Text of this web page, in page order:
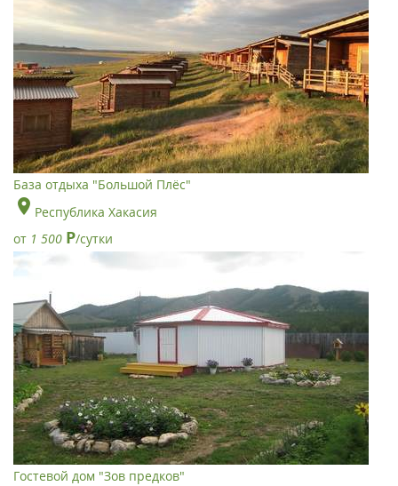
База отдыха "Большой Плёс"
Республика Хакасия
от 1 500 Р/сутки
Гостевой дом "Зов предков"